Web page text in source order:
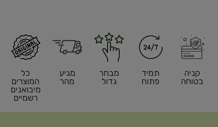
קניה
בטוחה
תמיד
פתוח
מבחר
גדול
מגיע
מהר
כל
המוצרים
מיבואנים
רשמיים